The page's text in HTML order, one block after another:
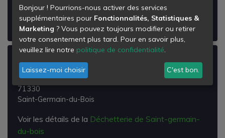
Le Fay
Voir les détails de la Déchetterie du Fay
Déchetterie de Saint-germain-du-bois
Za
71330
Saint-Germain-du-Bois
Voir les détails de la Déchetterie de Saint-germain-
du-bois
Bonjour ! Pourrions-nous activer des services
supplémentaires pour Fonctionnalités, Statistiques &
Marketing ? Vous pouvez toujours modifier ou retirer
votre consentement plus tard. Pour en savoir plus,
veuillez lire notre politique de confidentialité.
Laissez-moi choisir C'est bon.